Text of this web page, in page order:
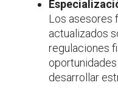
Los asesores
actualizados
regulaciones
desarrollar